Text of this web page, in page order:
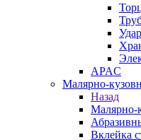
APAC
Малярно-
Назад
Малярно-
Вклейка